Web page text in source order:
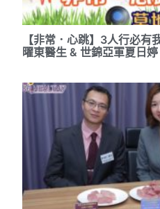
【非常．心跳】3人行必
曜東醫生 & 世錦亞軍夏日